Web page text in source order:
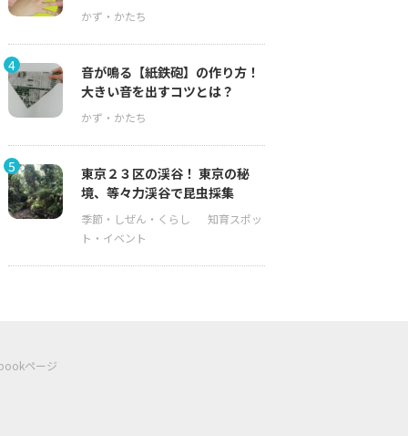
4
音が鳴る【紙鉄砲】の作り方！
大きい音を出すコツとは？
5
東京２３区の渓谷！ 東京の秘
境、等々力渓谷で昆虫採集
ページ